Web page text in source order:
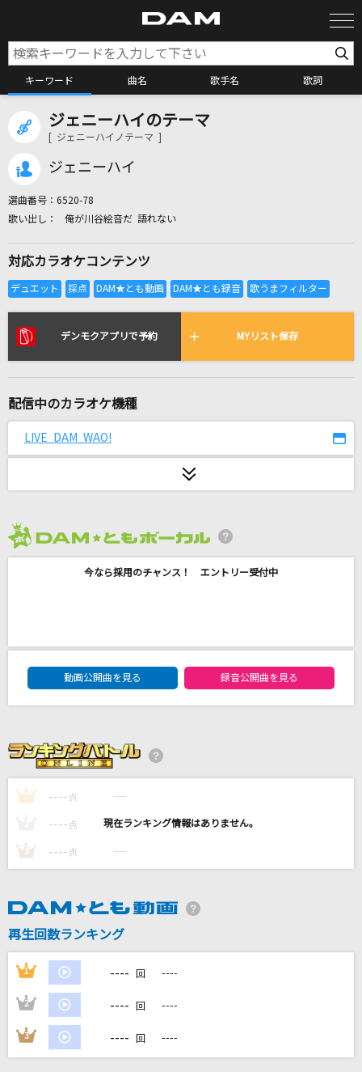
キーワード 曲名 歌手名 歌詞
カラオケ検索
全国りれき
リアルタイムで歌われている曲の一覧
Pretender
花火散って、君がちょっと遠くなる
HY
INNOCENCE
[生音]ray
れをる
カラオケ最新情報をチェック！
ジェニーハイのテーマ
[ ジェニーハイノテーマ ]
ジェニーハイ
選曲番号： 6520-78
俺が川谷絵音だ 語れない
対応カラオケコンテンツ
デンモクアプリで予約 MYリスト保存
配信中のカラオケ機種
LIVE DAM WAO!
今なら採用のチャンス！ エントリー受付中
DAM★ともボーカルエントリーランキング
動画公開曲を見る
録音公開曲を見る
1 ---- 点 ----
---- 点 ----
3 ---- 点 ----
再生回数ランキング
1 ---- 回 ----
2 ---- 回 ----
3 ---- 回 ----